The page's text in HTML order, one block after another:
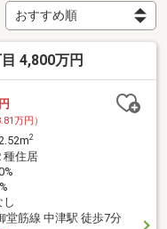
4,800万円
万円）
2
住居
堂筋線 中津駅 徒歩7分